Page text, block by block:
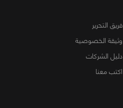
فريق التحرير
وثيقة الخصوصية
دليل الشركات
اكتب معنا